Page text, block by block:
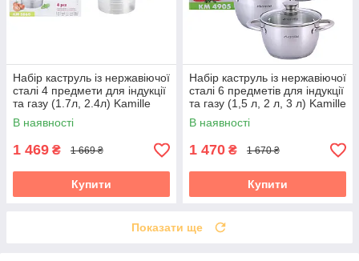
Набір каструль із нержавіючої
сталі 4 предмети для індукції
та газу (1.7л, 2.4л) Kamille
KM-5860
В наявності
1 469 ₴ 1 669 ₴
Купити
Набір каструль із нержавіючої
сталі 6 предметів для індукції
та газу (1,5 л, 2 л, 3 л) Kamille
KM-4905
В наявності
1 470 ₴ 1 670 ₴
Купити
Показати ще